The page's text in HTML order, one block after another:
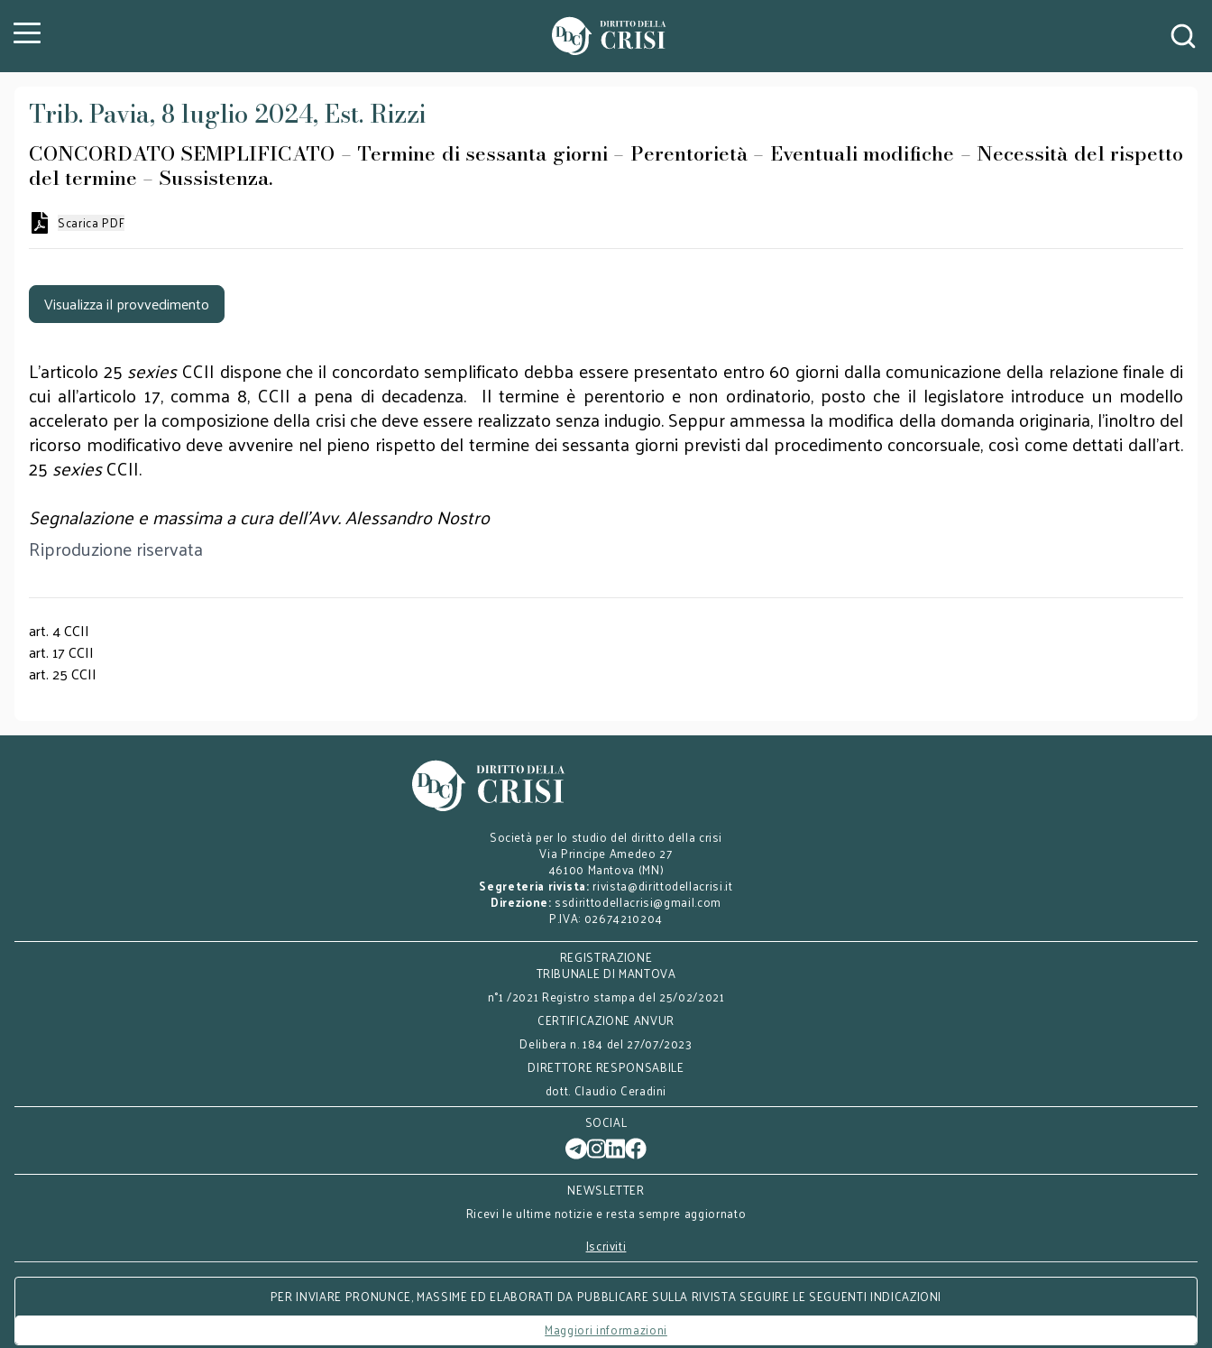
Trib. Pavia, 8 luglio 2024, Est. Rizzi
CONCORDATO SEMPLIFICATO – Termine di sessanta giorni – Perentorietà – Eventuali modifiche – Necessità del rispetto
del termine – Sussistenza.
Scarica PDF
Visualizza il provvedimento
L’articolo 25sexiesCCII dispone che il concordato semplificato debba essere presentato entro 60 giorni dalla comunicazione della relazione finale di
cui all’articolo 17, comma 8, CCII a pena di decadenza. Il termine è perentorio e non ordinatorio, posto che il legislatore introduce un modello
accelerato per la composizione della crisi che deve essere realizzato senza indugio. Seppur ammessa la modifica della domanda originaria, l’inoltro del
ricorso modificativo deve avvenire nel pieno rispetto del termine dei sessanta giorni previsti dal procedimento concorsuale, così come dettati dall’art.
25sexiesCCII.
Segnalazione e massima a cura dell’Avv. Alessandro Nostro
Riproduzione riservata
art. 4 CCII
art. 17 CCII
art. 25 CCII
Società per lo studio del diritto della crisi
Via Principe Amedeo 27
46100 Mantova (MN)
Segreteria rivista: rivista@dirittodellacrisi.it
Direzione: ssdirittodellacrisi@gmail.com
P.IVA: 02674210204
REGISTRAZIONE
TRIBUNALE DI MANTOVA
n°1 /2021 Registro stampa del 25/02/2021
CERTIFICAZIONE ANVUR
Delibera n. 184 del 27/07/2023
DIRETTORE RESPONSABILE
dott. Claudio Ceradini
SOCIAL
NEWSLETTER
Ricevi le ultime notizie e resta sempre aggiornato
Iscriviti
PER INVIARE PRONUNCE, MASSIME ED ELABORATI DA PUBBLICARE SULLA RIVISTA SEGUIRE LE SEGUENTI INDICAZIONI
Maggiori informazioni